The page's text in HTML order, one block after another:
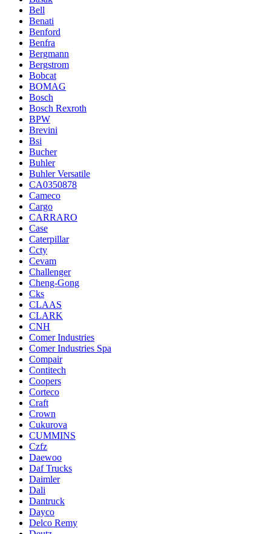
Bell
Benati
Benford
Benfra
Bergmann
Bergstrom
Bobcat
BOMAG
Bosch
Bosch Rexroth
BPW
Brevini
Bsi
Bucher
Buhler
Buhler Versatile
CA0350878
Cameco
Cargo
CARRARO
Case
Caterpillar
Ccty
Cevam
Challenger
Cheng-Gong
Cks
CLAAS
CLARK
CNH
Comer Industries
Comer Industries Spa
Compair
Contitech
Coopers
Corteco
Craft
Crown
Cukurova
CUMMINS
Czfz
Daewoo
Daf Trucks
Daimler
Dali
Dantruck
Dayco
Delco Remy